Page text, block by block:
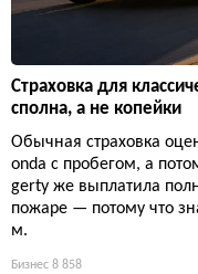
Страховка для
сполна, а не копейки
Обычная страховка
onda с пробегом, а
gerty же выплатила
пожаре — потому что
м.
Бизнес 8 858